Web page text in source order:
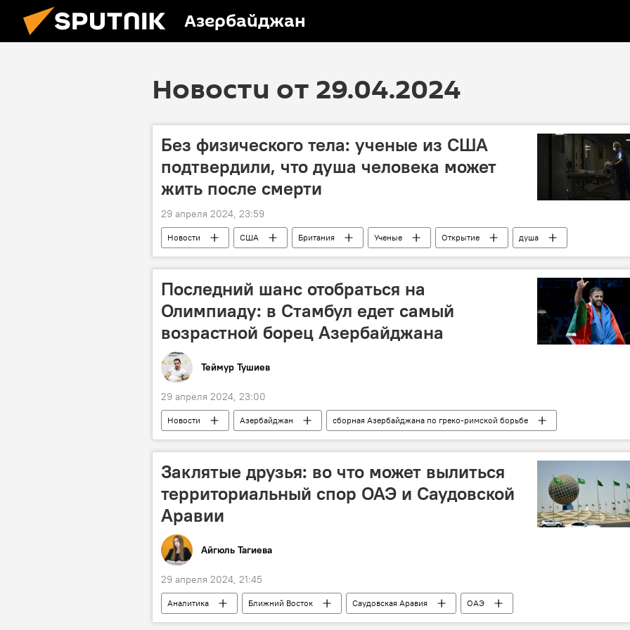
Азербайджан
Новости от 29.04.2024
Без физического тела: ученые из США
подтвердили, что душа человека может
жить после смерти
29 апреля 2024, 23:59
Новости США Британия Ученые Открытие
душа
Смерть
квантовый мир Тело бессмертие Наука Общество
Последний шанс отобраться на
Олимпиаду: в Стамбул едет самый
возрастной борец Азербайджана
Теймур Тушиев
29 апреля 2024, 23:00
Новости Азербайджан
сборная Азербайджана по греко-римской борьбе
Состав
Турнир Стамбул Олимпиада
Лицензии
Заклятые друзья: во что может вылиться
территориальный спор ОАЭ и Саудовской
Аравии
Айгюль Тагиева
29 апреля 2024, 21:45
Аналитика Ближний Восток Саудовская Аравия
ОАЭ
остров-заповедник Аль-Ясат
принадлежность Конфликт
Израиль